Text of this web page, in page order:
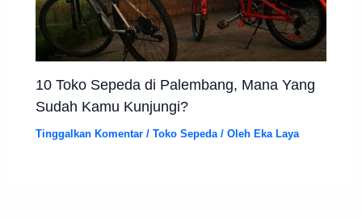
10 Toko Sepeda di Palembang, Mana Yang
Sudah Kamu Kunjungi?
Tinggalkan Komentar /Toko Sepeda / Oleh Eka Laya